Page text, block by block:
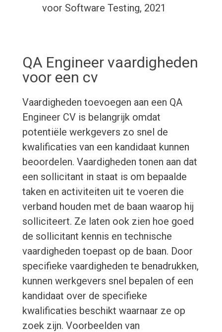
voor Software Testing, 2021
QA Engineer vaardigheden
voor een cv
Vaardigheden toevoegen aan een QA
Engineer CV is belangrijk omdat
potentiële werkgevers zo snel de
kwalificaties van een kandidaat kunnen
beoordelen. Vaardigheden tonen aan dat
een sollicitant in staat is om bepaalde
taken en activiteiten uit te voeren die
verband houden met de baan waarop hij
solliciteert. Ze laten ook zien hoe goed
de sollicitant kennis en technische
vaardigheden toepast op de baan. Door
specifieke vaardigheden te benadrukken,
kunnen werkgevers snel bepalen of een
kandidaat over de specifieke
kwalificaties beschikt waarnaar ze op
zoek zijn. Voorbeelden van